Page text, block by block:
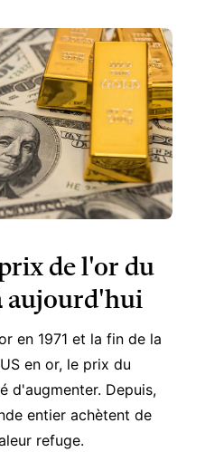
de l'or du
aujourd'hui
en 1971 et la fin de la
en or, le prix du
d'augmenter. Depuis,
entier achètent de
refuge.